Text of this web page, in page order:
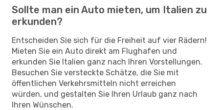
Sollte man ein Auto mieten, um Italien zu
erkunden?
Entscheiden Sie sich für die Freiheit auf vier Rädern!
Mieten Sie ein Auto direkt am Flughafen und
erkunden Sie Italien ganz nach Ihren Vorstellungen.
Besuchen Sie versteckte Schätze, die Sie mit
öffentlichen Verkehrsmitteln nicht erreichen
würden, und gestalten Sie Ihren Urlaub ganz nach
Ihren Wünschen.